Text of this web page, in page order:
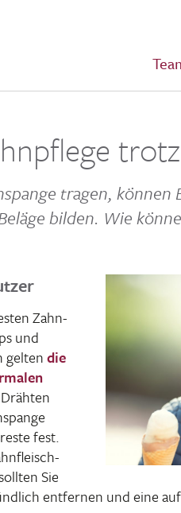
tragen, können
bilden. Wie
Zahn­
und
geltendie
fest.
Sie
entfernen und eine